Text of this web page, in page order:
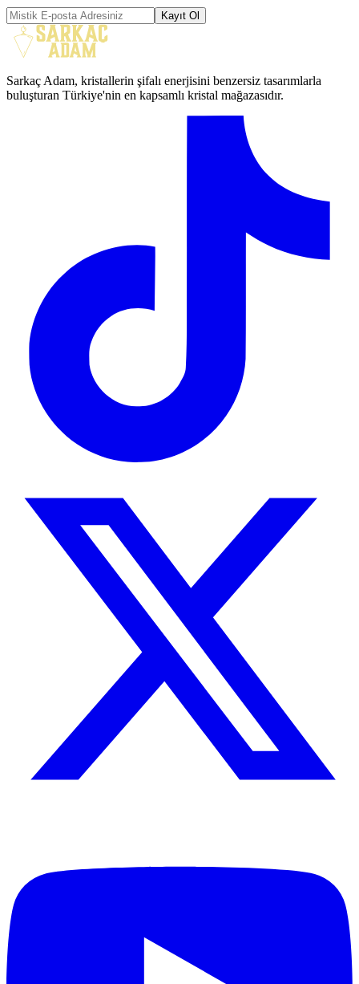
Kayıt Ol
Sarkaç Adam, kristallerin şifalı enerjisini benzersiz tasarımlarla
buluşturan Türkiye'nin en kapsamlı kristal mağazasıdır.